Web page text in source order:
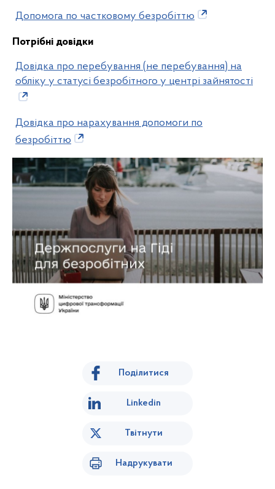
Допомога по частковому безробіттю
Потрібні довідки
Довідка про перебування (не перебування) на
обліку у статусі безробітного у центрі зайнятості
Довідка про нарахування допомоги по
безробіттю
Поділитися
Linkedin
Твітнути
Надрукувати